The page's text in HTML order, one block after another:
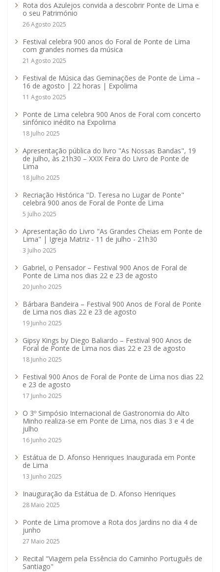
Rota dos Azulejos convida a descobrir Ponte de Lima e
o seu Património
26 Agosto 2025
Festival celebra 900 anos do Foral de Ponte de Lima
com grandes nomes da música
21 Agosto 2025
Festival de Música das Geminações de Ponte de Lima –
16 de agosto | 22 horas | Expolima
11 Agosto 2025
Ponte de Lima celebra 900 Anos de Foral com concerto
sinfónico inédito na Expolima
18 Julho 2025
Apresentação pública do livro "As Nossas Bandas", 19
de julho, às 21h30 – XXIX Feira do Livro de Ponte de
Lima
18 Julho 2025
Recriação Histórica "D. Teresa no Lugar de Ponte"
celebra 900 anos de Foral de Ponte de Lima
5 Julho 2025
Apresentação do Livro "As Grandes Cheias em Ponte de
Lima" | Igreja Matriz - 11 de julho - 21h30
3 Julho 2025
Gabriel, o Pensador – Festival 900 Anos de Foral de
Ponte de Lima nos dias 22 e 23 de agosto
20 Junho 2025
Bárbara Bandeira – Festival 900 Anos de Foral de Ponte
de Lima nos dias 22 e 23 de agosto
19 Junho 2025
Gipsy Kings by Diego Baliardo – Festival 900 Anos de
Foral de Ponte de Lima nos dias 22 e 23 de agosto
18 Junho 2025
Festival 900 Anos de Foral de Ponte de Lima nos dias 22
e 23 de agosto
17 Junho 2025
O 3º Simpósio Internacional de Gastronomia do Alto
Minho realiza-se em Ponte de Lima, nos dias 3 e 4 de
julho
16 Junho 2025
Estátua de D. Afonso Henriques Inaugurada em Ponte
de Lima
13 Junho 2025
Inauguração da Estátua de D. Afonso Henriques
28 Maio 2025
Ponte de Lima promove a Rota dos Jardins no dia 4 de
junho
27 Maio 2025
Recital "Viagem pela Essência do Caminho Português de
Santiago"